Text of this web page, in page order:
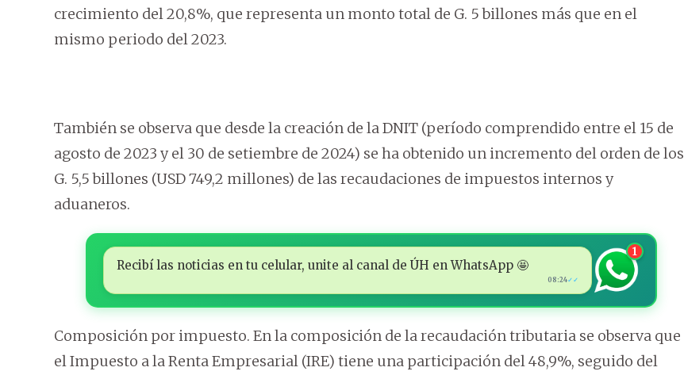
crecimiento del 20,8%, que representa un monto total de G. 5 billones más que en el
mismo periodo del 2023.
También se observa que desde la creación de la DNIT (período comprendido entre el 15 de
agosto de 2023 y el 30 de setiembre de 2024) se ha obtenido un incremento del orden de los
G. 5,5 billones (USD 749,2 millones) de las recaudaciones de impuestos internos y
aduaneros.
Recibí las noticias en tu celular, unite al canal de ÚH en WhatsApp 🤩
08:24✓✓
1
Composición por impuesto. En la composición de la recaudación tributaria se observa que
el Impuesto a la Renta Empresarial (IRE) tiene una participación del 48,9%, seguido del